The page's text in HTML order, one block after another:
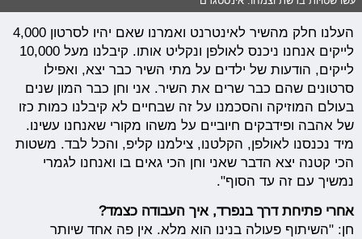
העלנו חלק מהשיר לאינטרנט ואמרנו שאם יהיו לסרטון 4,000
לייקים אנחנו ניכנס לאולפן ונקליט אותו. קיבלנו מעל 10,000
לייקים, הודעות של ילדים על מתי השיר כבר יצא, ואפילו
סרטונים שהם כבר שרים את השיר. אני וחן כבר המון שנים
בעולם המוזיקה והסכמנו על זה שבחיים לא קיבלנו כמות כזו
של אהבה ופידבקים חיוביים על משהו מקורי שאנחנו עשינו.
מיד נכנסנו לאולפן, הקלטנו, צילמנו קליפ, והכל לבד. משטות
הכי קטנה יצא הדבר שאני וחן הכי גאים בו ואנחנו לגמרי
נמשיך עם זה עד הסוף".
אחרי פתיחת דרך בנפרד, איך העבודה כצמד?
חן: "השיתוף פעולה בנינו הוא מלא. אין פה אחד שיותר